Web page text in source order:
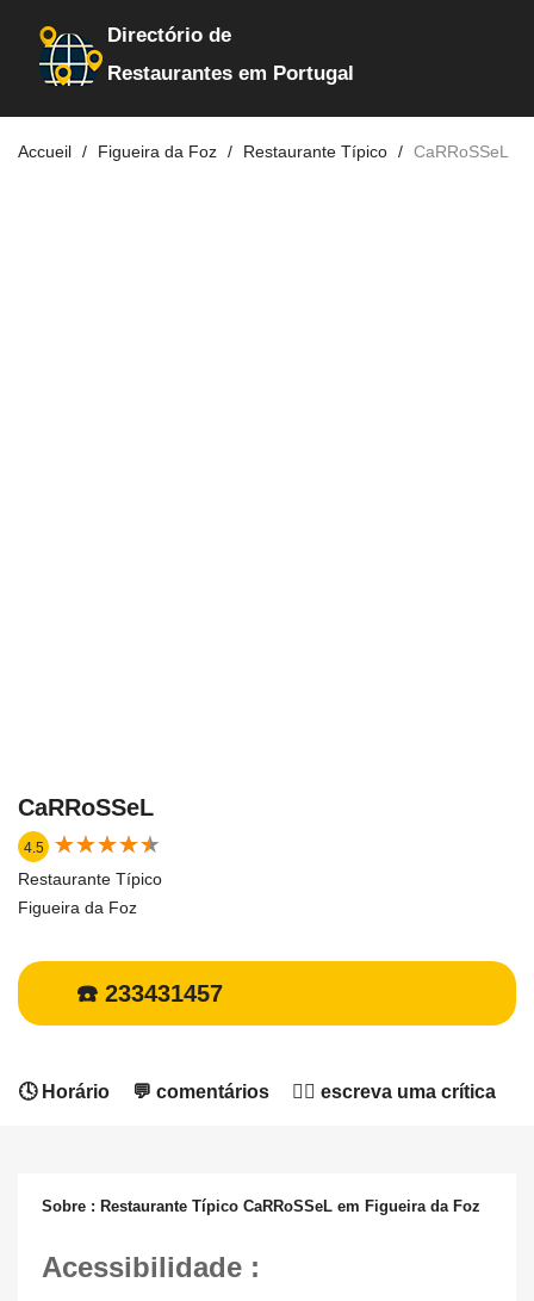
Directório de
Restaurantes em Portugal
Accueil Figueira da Foz Restaurante Típico CaRRoSSeL
CaRRoSSeL
4.5 ★★★★★
★★★★★
Restaurante Típico
Figueira da Foz
☎️ 233431457
🕓 Horário 💬 comentários ✍🏻 escreva uma crítica
Sobre : Restaurante Típico CaRRoSSeL em Figueira da Foz
Acessibilidade :